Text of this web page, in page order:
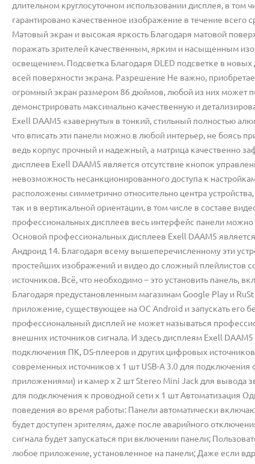
длительном круглосуточном использовании дисплея, в том
гарантировано качественное изображение в течение всего
Матовый экран и высокая яркость Благодаря матовой
поражать зрителей качественным, ярким и насыщенным
освещением. Подсветка Благодаря DLED подсветке в
всей поверхности экрана. Разрешение Не важно,
огромный экран размером 86 дюймов, любой из них может
демонстрировать максимально качественную и
Exell DAAM5 «завернуты» в тонкий, стильный полностью
что вписать эти панели можно в любой интерьер, не боясь
ведь корпус прочный и надежный, а матрица качественно
дисплеев Exell DAAM5 является отсутствие кнопок
невозможность несанкционированного доступа к
расположены симметрично относительно центра
так и в вертикальной ориентации, в том числе в составе
профессиональных дисплеев весь интерфейс панели можно
Основой профессиональных дисплеев Exell DAAM5
Андроид 14. Благодаря всему вышеперечисленному эти
простейших изображений и видео до сложный плейлистов
источников. Всё, что необходимо – это установить панель,
Благодаря предустановленным магазинам Google Play и
приложение, существующее на ОС Android и запускать его
профессиональный дисплей не может называться
внешних источников сигнала. И здесь дисплеям Exell
подключения ПК, DS-плееров и других цифровых
современных источников х 1 шт USB-A 3.0 для
приложениями) и камер х 2 шт Stereo Mini Jack для вывода
для подключения к проводной сети х 1 шт Автоматизация
поведения во время работы: Панели автоматически
будет доступен зрителям, даже после аварийного
сигнала будет запускаться при включении панели;
любое приложение, установленное на панели; Даже если